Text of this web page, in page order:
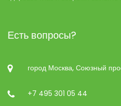
Есть вопросы?
город Москва, Союзный
+7 495 301 05 44